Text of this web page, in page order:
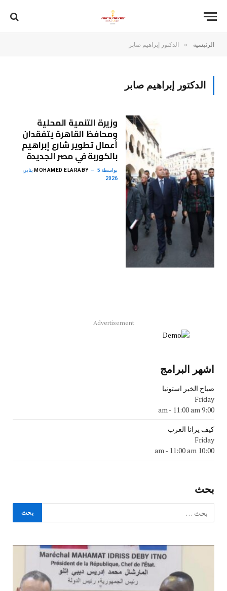
الرئيسية » الدكتور إبراهيم صابر
الدكتور إبراهيم صابر
وزيرة التنمية المحلية
ومحافظ القاهرة يتفقدان
أعمال تطوير شارع إبراهيم
بالكوربة في مصر الجديدة
بواسطة MOHAMED ELARABY 5 يناير،
2026
Advertisement
اشهر البرامج
صباح الخير استونيا
Friday
9:00 am
- 11:00 am
كيف يرانا الغرب
Friday
10:00 am
- 11:00 am
بحث